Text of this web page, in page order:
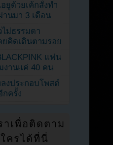
ยูด้วยเค้กสั่งทำ
านมา 3 เดือน
ม่ธรรมดา
คิดเดินตามรอย
แฟน
งานแค่ 40 คน
งประกอบโพสต์
กครั้ง
าเพื่อติดตาม
ครได้ที่นี่